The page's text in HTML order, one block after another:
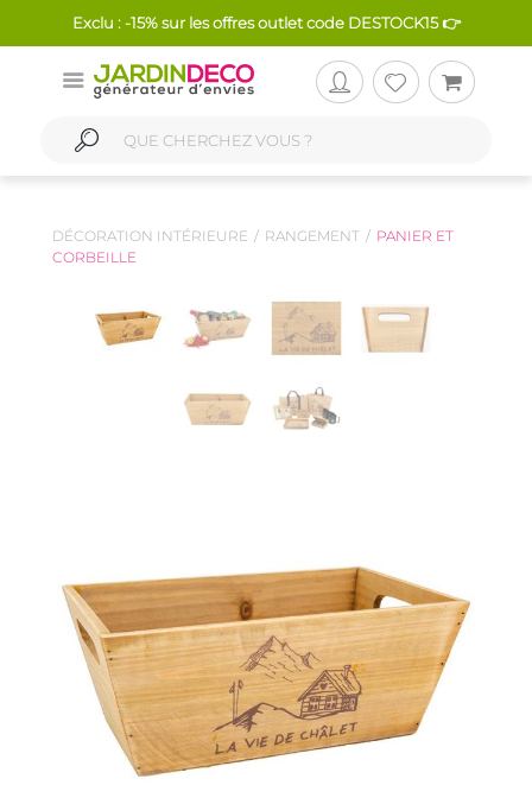
Exclu : -15% sur les offres outlet code DESTOCK15 👉
DÉCORATION INTÉRIEURE RANGEMENT
PANIER ET
CORBEILLE